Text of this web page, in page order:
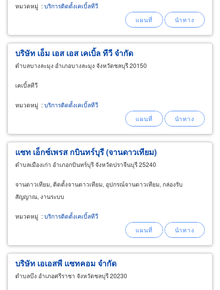
หมวดหมู่ :บริการติดตั้งเคเบิ้ลทีวี
บริษัท เอ็ม เอส เอส เคเบิ้ล ทีวี จำกัด
ตำบลบางละมุง อำเภอบางละมุง จังหวัดชลบุรี 20150
เคเบิ้ลทีวี
หมวดหมู่ :บริการติดตั้งเคเบิ้ลทีวี
แซท เอ็กซ์เพรส กบินทร์บุรี (จานดาวเทียม)
ตำบลเมืองเก่า อำเภอกบินทร์บุรี จังหวัดปราจีนบุรี 25240
จานดาวเทียม, ติดตั้งจานดาวเทียม, อุปกรณ์จานดาวเทียม, กล่องรับ
สัญญาณ, งานระบบ
หมวดหมู่ :บริการติดตั้งเคเบิ้ลทีวี
บริษัท เอเอสพี แซทคอม จำกัด
ตำบลบึง อำเภอศรีราชา จังหวัดชลบุรี 20230